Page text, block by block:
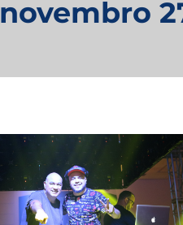
novembro